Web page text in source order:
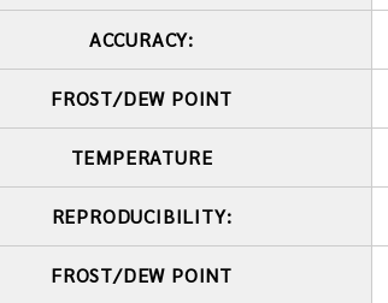
ACCURACY:
FROST/DEW POINT
TEMPERATURE
REPRODUCIBILITY:
FROST/DEW POINT